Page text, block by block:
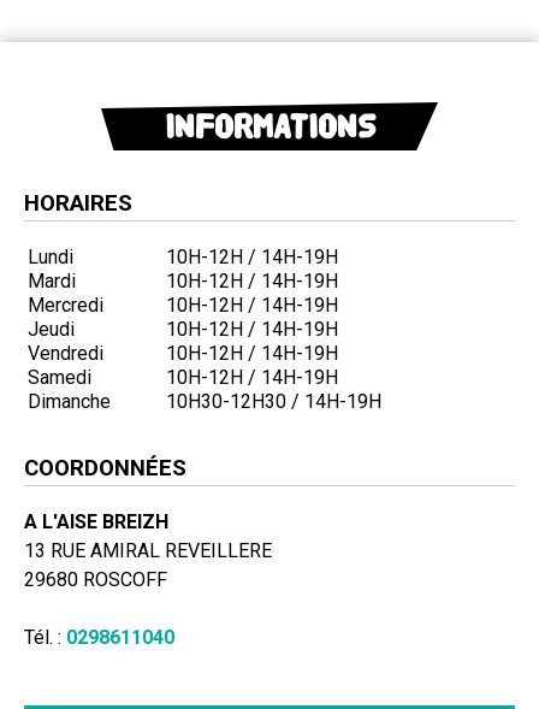
INFORMATIONS
HORAIRES
Lundi
10H-12H / 14H-19H
Mardi
10H-12H / 14H-19H
Mercredi
10H-12H / 14H-19H
Jeudi
10H-12H / 14H-19H
Vendredi
10H-12H / 14H-19H
Samedi
10H-12H / 14H-19H
Dimanche
10H30-12H30 / 14H-19H
COORDONNÉES
A L'AISE BREIZH
13 RUE AMIRAL REVEILLERE
29680 ROSCOFF
Tél. : 0298611040